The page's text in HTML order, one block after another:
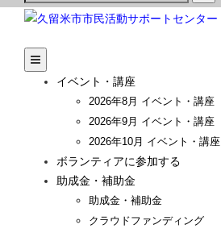
for:
イベント・講座
2026年8月 イベント・講座
2026年9月 イベント・講座
2026年10月 イベント・講座
ボランティアに参加する
助成金・補助金
助成金・補助金
クラウドファンディング